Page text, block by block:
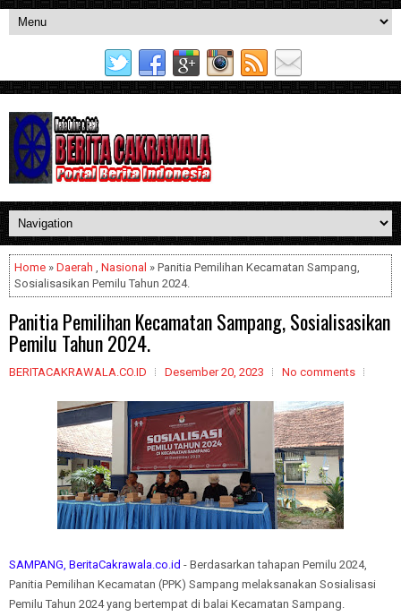
Home » Daerah , Nasional » Panitia Pemilihan Kecamatan Sampang,
Sosialisasikan Pemilu Tahun 2024.
Panitia Pemilihan Kecamatan Sampang, Sosialisasikan
Pemilu Tahun 2024.
BERITACAKRAWALA.CO.ID Desember 20, 2023 No comments
SAMPANG, BeritaCakrawala.co.id - Berdasarkan tahapan Pemilu 2024,
Panitia Pemilihan Kecamatan (PPK) Sampang melaksanakan Sosialisasi
Pemilu Tahun 2024 yang bertempat di balai Kecamatan Sampang.